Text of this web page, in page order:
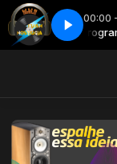
00:00
Programação